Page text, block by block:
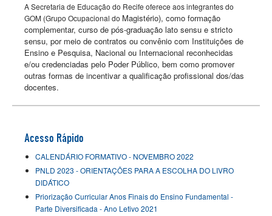
A Secretaria de Educação do Recife oferece aos integrantes do
GOM (Grupo Ocupacional do Magistério), como formação
complementar, curso de pós-graduação lato sensu e stricto
sensu, por meio de contratos ou convênio com Instituições de
Ensino e Pesquisa, Nacional ou Internacional reconhecidas
e/ou credenciadas pelo Poder Público, bem como promover
outras formas de incentivara qualificação profissional dos/das
docentes.
Acesso Rápido
CALENDÁRIO FORMATIVO - NOVEMBRO 2022
PNLD 2023 - ORIENTAÇÕES PARA A ESCOLHA DO LIVRO
DIDÁTICO
Priorização Curricular Anos Finais do Ensino Fundamental -
Parte Diversificada - Ano Letivo 2021